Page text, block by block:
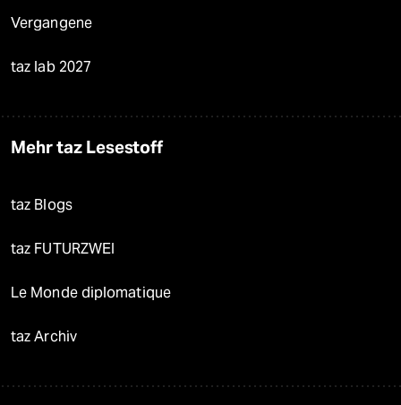
Vergangene
taz lab 2027
Mehr taz Lesestoff
taz Blogs
taz FUTURZWEI
Le Monde diplomatique
taz Archiv